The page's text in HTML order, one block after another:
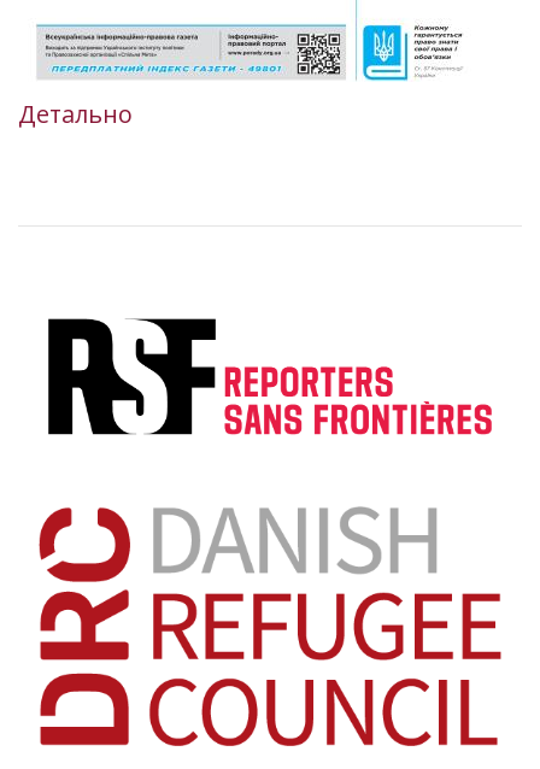
Детально